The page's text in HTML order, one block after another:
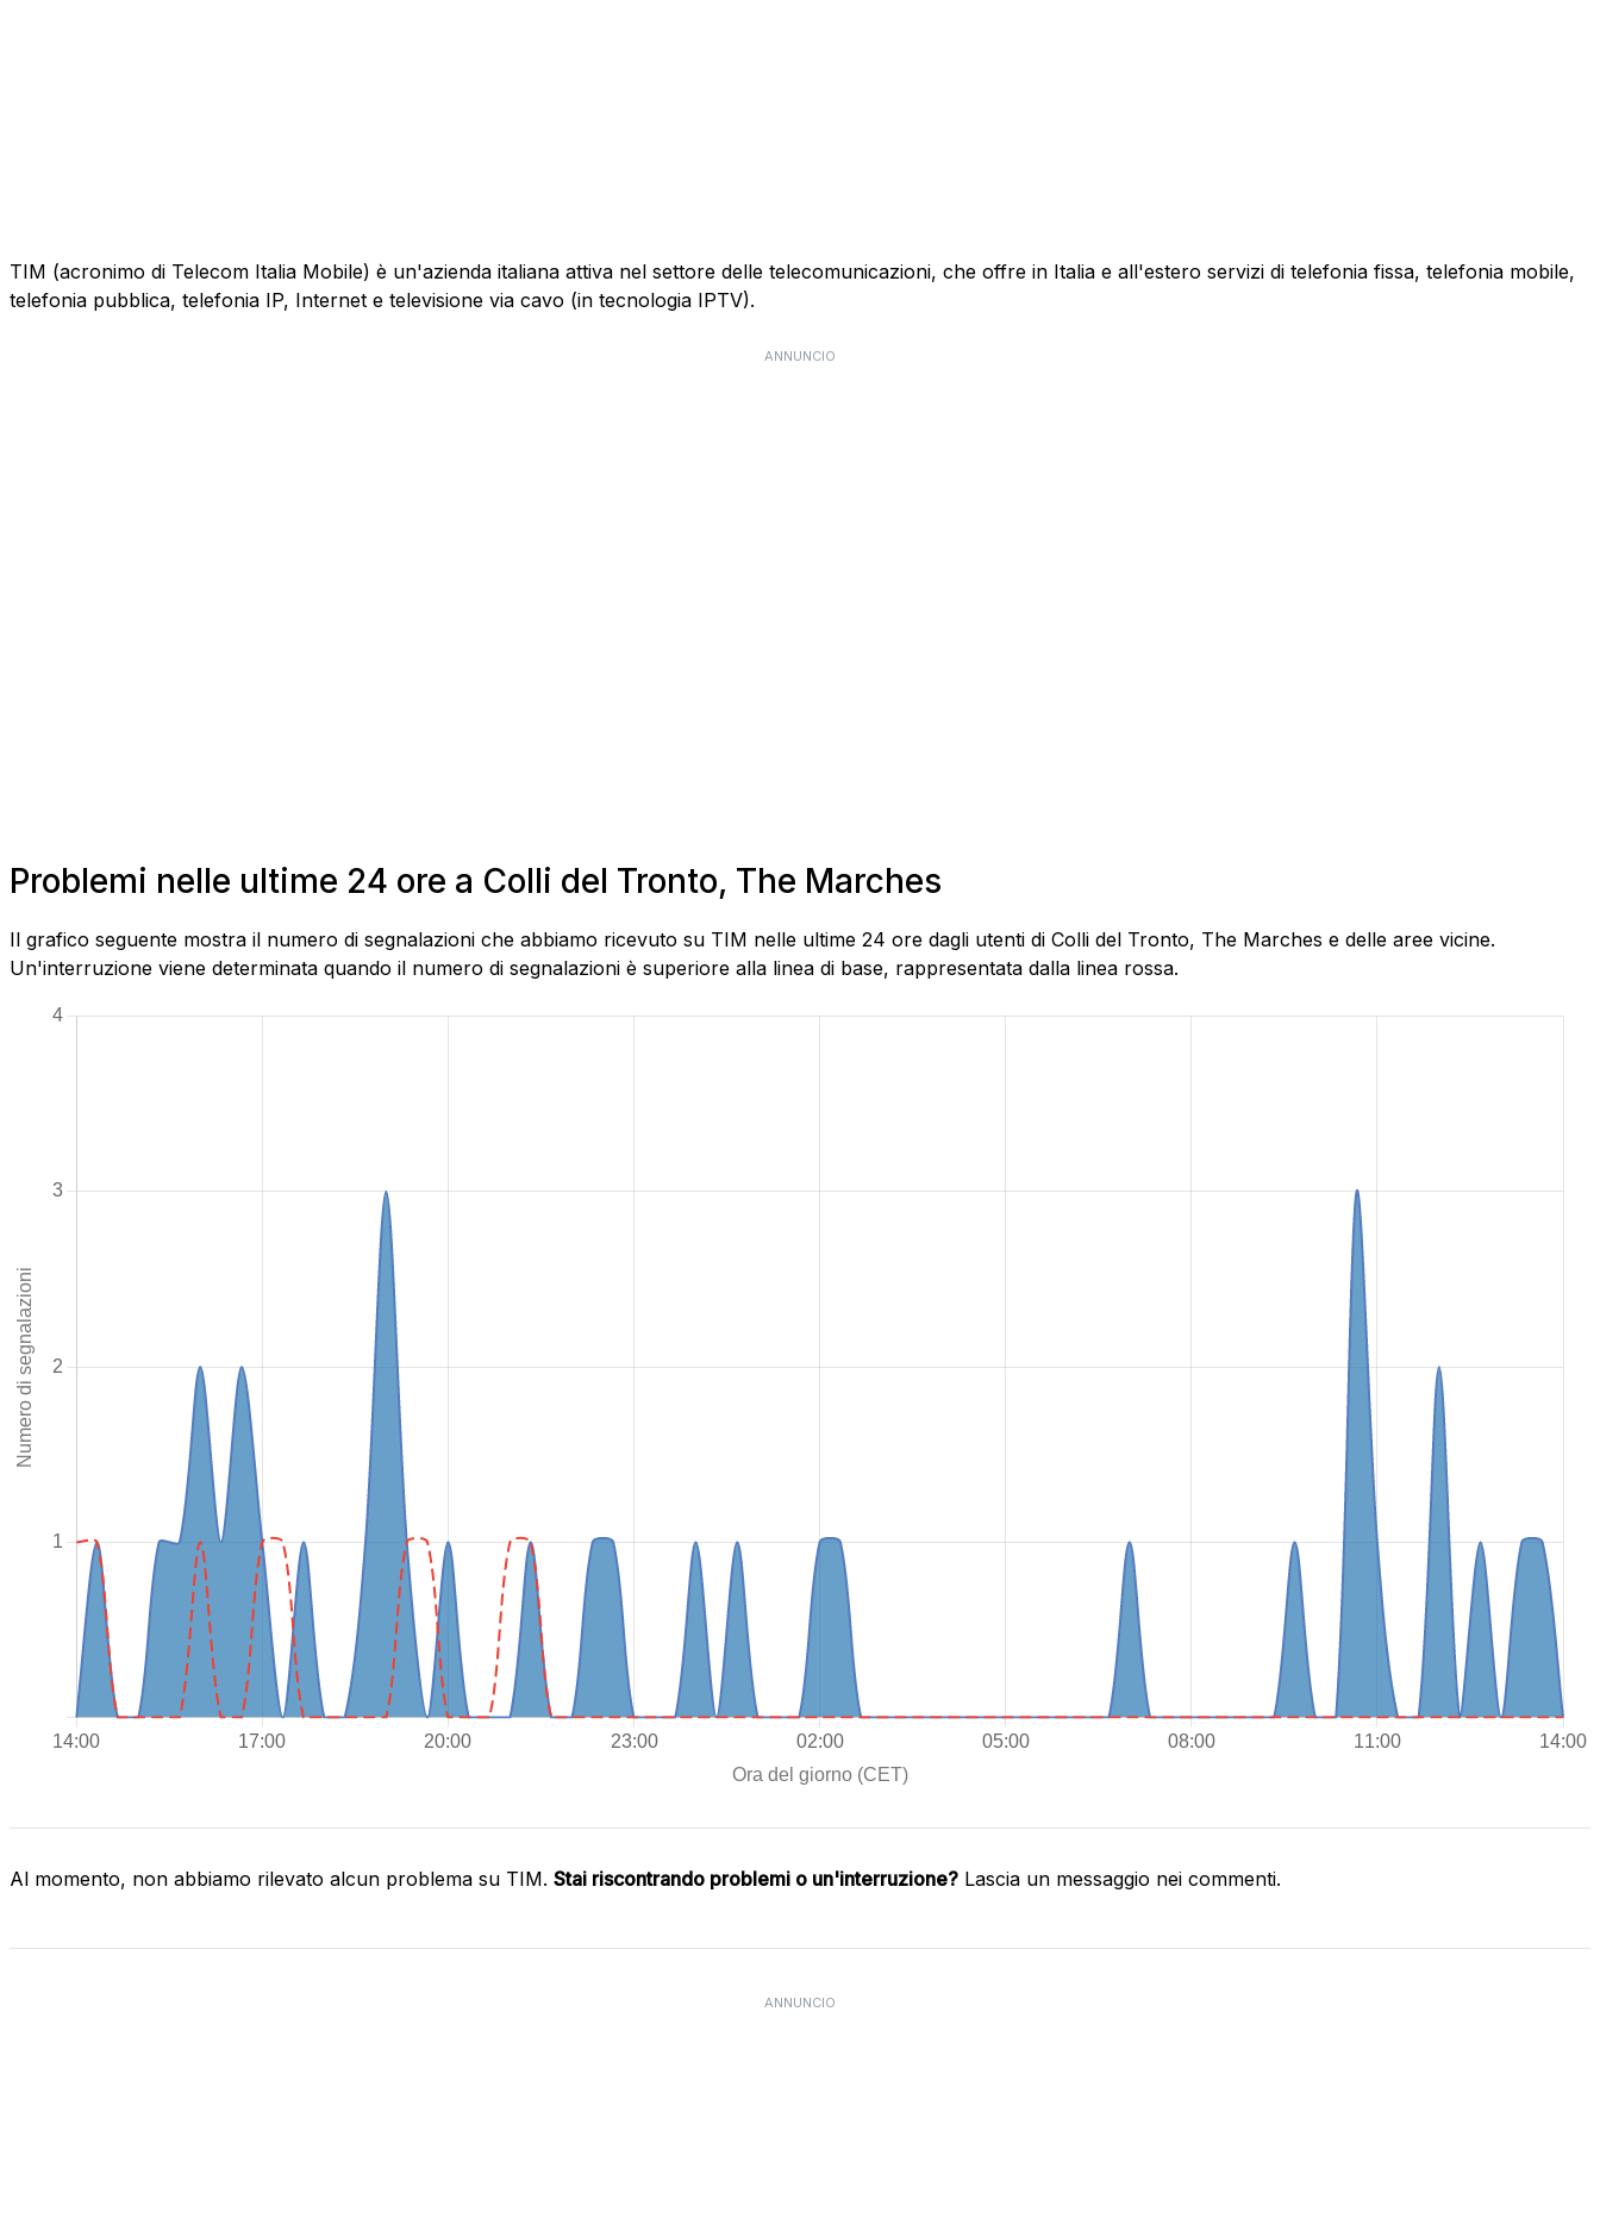
TIM (acronimo di Telecom Italia Mobile) è un'azienda italiana attiva nel settore delle telecomunicazioni, che offre in Italia e all'estero servizi di telefonia fissa, telefonia mobile,
telefonia pubblica, telefonia IP, Internet e televisione via cavo (in tecnologia IPTV).
ANNUNCIO
Problemi nelle ultime 24 ore a Colli del Tronto, The Marches
Il grafico seguente mostra il numero di segnalazioni che abbiamo ricevuto su TIM nelle ultime 24 ore dagli utenti di Colli del Tronto, The Marches e delle aree vicine.
Un'interruzione viene determinata quando il numero di segnalazioni è superiore alla linea di base, rappresentata dalla linea rossa.
Al momento, non abbiamo rilevato alcun problema su TIM. Stai riscontrando problemi o un'interruzione? Lascia un messaggio nei commenti.
ANNUNCIO